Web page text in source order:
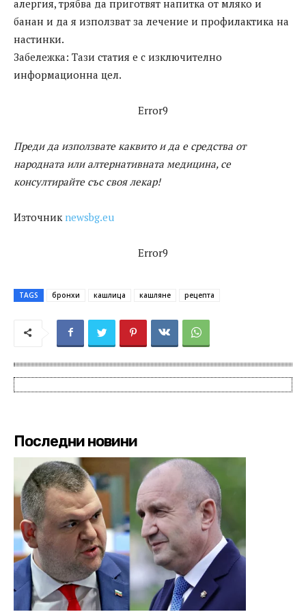
алергия, трябва да приготвят напитка от мляко и
банан и да я използват за лечение и профилактика на
настинки.
Забележка: Тази статия е с изключително
информационна цел.
Error9
Преди да използвате каквито и да е средства от
народната или алтернативната медицина, се
консултирайте със своя лекар!
Източникnewsbg.eu
Error9
TAGS бронхи кашлица кашляне рецепта
Последни новини